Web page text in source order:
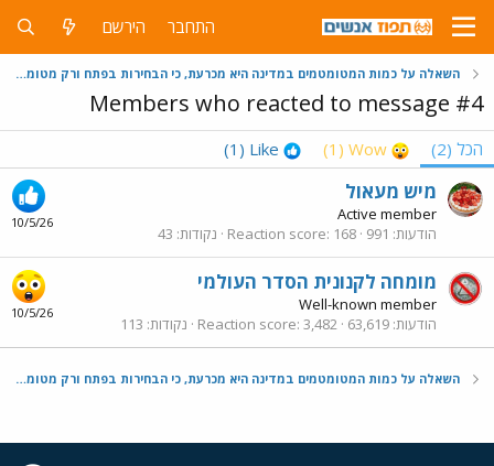
התחבר הירשם
השאלה על כמות המטומטמים במדינה היא מכרעת, כי הבחירות בפתח ורק מטומטמים יצביעו ביבי
Members who reacted to message #4
הכל (2)
Wow
(1)
Like
(1)
10/5/26
מיש מעאול
Active member
הודעות 991
Reaction score 168 נקודות 43
10/5/26
מומחה לקנונית הסדר העולמי
Well-known member
הודעות 63,619
Reaction score 3,482 נקודות 113
השאלה על כמות המטומטמים במדינה היא מכרעת, כי הבחירות בפתח ורק מטומטמים יצביעו ביבי